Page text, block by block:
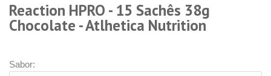
Reaction HPRO - 15 Sachês 38g
Chocolate - Atlhetica Nutrition
Sabor: